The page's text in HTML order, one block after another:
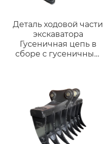
Деталь ходовой части
экскаватора
Гусеничная цепь в
сборе с гусеничным
сборе Гусеничная
группа деталей
ходовой части
экскаватора SK450 CAT
365BL SK50 SK390D